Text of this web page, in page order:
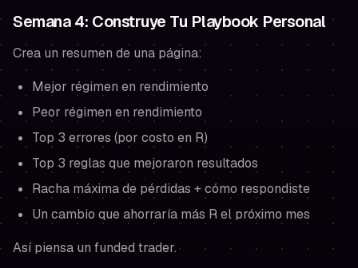
Semana 4: Construye Tu Playbook Personal
Crea un resumen de una página:
Mejor régimen en rendimiento
Peor régimen en rendimiento
Top 3 errores (por costo en R)
Top 3 reglas que mejoraron resultados
Racha máxima de pérdidas + cómo respondiste
Un cambio que ahorraría más R el próximo mes
Así piensa un funded trader.